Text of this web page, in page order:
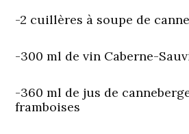
-2 cuillères à soupe de
-300 ml de vin Caberne-
-360 ml de jus de
framboises